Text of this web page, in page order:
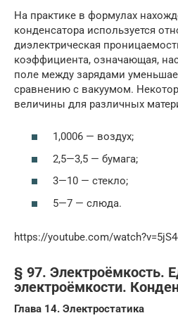
На практике в формулах
конденсатора используется
диэлектрическая
коэффициента, означающая,
поле между зарядами
сравнению с вакуумом.
величины для различных
1,0006 — воздух;
2,5—3,5 — бумага;
3—10 — стекло;
5—7 — слюда.
https://youtube.com/
§ 97. Электроёмкость.
электроёмкости.
Глава 14. Электростатика